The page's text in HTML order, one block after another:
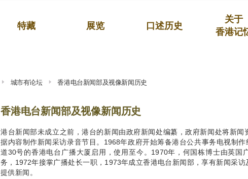
特藏 展览 口述历史
关于
香港记
城市有论坛 香港电台新闻部及视像新闻历史
香港电台新闻部及视像新闻历史
港台新闻部未成立之前，港台的新闻由政府新闻处编纂，政府新闻处将新闻
据内容制作新闻采访录音节目。1968年政府开始筹备港台公共事务电视制
道30号的香港电台广播大厦启用，使用至今。1970年，何国栋博士由英国
务，1972年接掌广播处长一职，1973年成立香港电台新闻部，享有新闻采
提供新闻。